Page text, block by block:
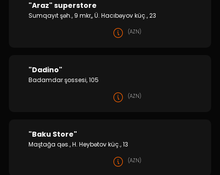
"Araz" superstore
Sumqayıt şəh., 9 mkr,, Ü. Hacıbəyov küç., 23
(AZN)
"Dadino"
Badamdar şossesi, 105
(AZN)
"Baku Store"
Maştağa qəs., H. Heybətov küç., 13
(AZN)